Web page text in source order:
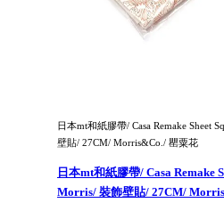
日本mt和紙膠帶/ Casa Remake Sheet
壁貼/ 27CM/ Morris&Co./ 罌粟花
日本mt和紙膠帶/ Casa Remake
Morris/ 裝飾壁貼/ 27CM/